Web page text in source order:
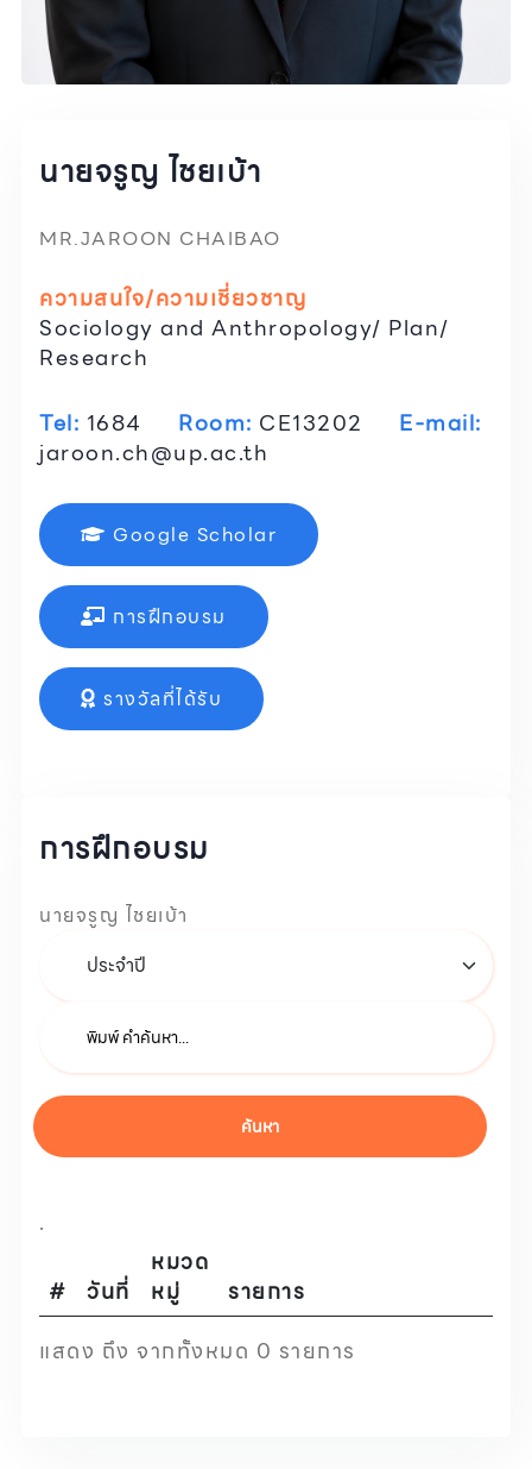
นายจรูญ ไชยเบ้า
MR.JAROON CHAIBAO
ความสนใจ/ความเชี่ยวชาญ
Sociology and Anthropology/ Plan/
Research
Tel: 1684 Room: CE13202 E-mail:
jaroon.ch@up.ac.th
Google Scholar
การฝึกอบรม
รางวัลที่ได้รับ
การฝึกอบรม
นายจรูญ ไชยเบ้า
ค้นหา
.
#
วันที่
หมวด
หมู่
รายการ
แสดง ถึง จากทั้งหมด 0 รายการ